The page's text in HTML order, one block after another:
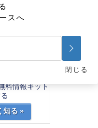
厳を回復させ
料情報キット
知る »
スへ
閉じる